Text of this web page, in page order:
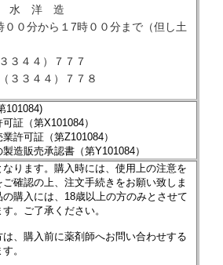
水 洋 造
００分から１7時００分まで（但し土
３４４）７７７
３３４４）７７８
101084)
証（第X101084）
許可証（第Z101084）
造販売承認書（第Y101084）
ります。購入時には、使用上の注意を
確認の上、注文手続きをお願い致しま
購入には、18歳以上の方のみとさせて
。ご了承ください。
、購入前に薬剤師へお問い合わせする
。